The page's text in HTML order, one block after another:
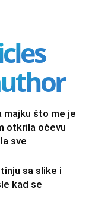
majku što me je
otkrila očevu
sve
sa slike i
kad se